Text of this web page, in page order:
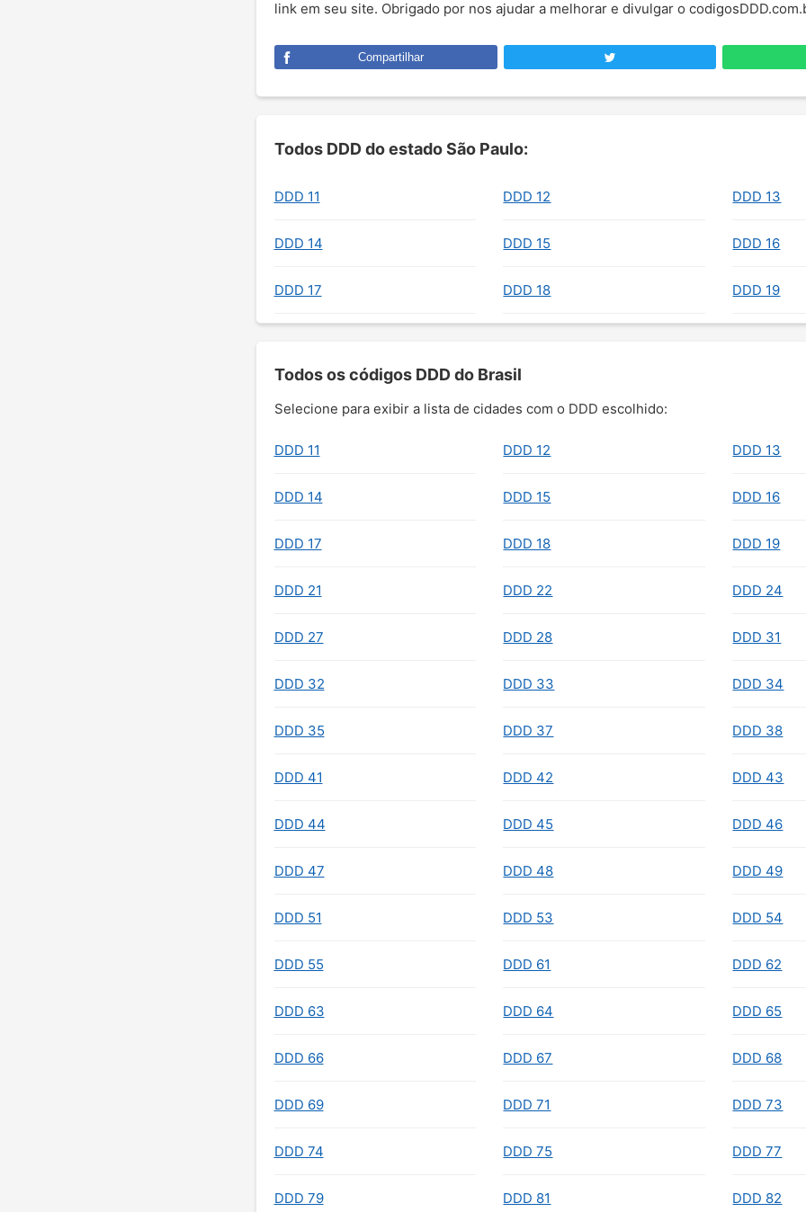
link em seu site. Obrigado por nos ajudar a melhorar e divulgar o
Compartilhar
Todos DDD do estado São Paulo:
DDD 11 DDD 12 DDD 13
DDD 14 DDD 15 DDD 16
DDD 17 DDD 18 DDD 19
Todos os códigos DDD do Brasil
Selecione para exibir a lista de cidades com o DDD escolhido:
DDD 11 DDD 12 DDD 13
DDD 14 DDD 15 DDD 16
DDD 17 DDD 18 DDD 19
DDD 21 DDD 22 DDD 24
DDD 27 DDD 28 DDD 31
DDD 32 DDD 33 DDD 34
DDD 35 DDD 37 DDD 38
DDD 41 DDD 42 DDD 43
DDD 44 DDD 45 DDD 46
DDD 47 DDD 48 DDD 49
DDD 51 DDD 53 DDD 54
DDD 55 DDD 61 DDD 62
DDD 63 DDD 64 DDD 65
DDD 66 DDD 67 DDD 68
DDD 69 DDD 71 DDD 73
DDD 74 DDD 75 DDD 77
DDD 79 DDD 81 DDD 82